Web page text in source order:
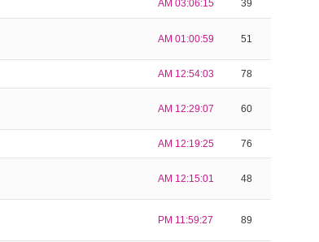
AM 03:06:15 39
AM 01:00:59 51
AM 12:54:03 78
AM 12:29:07 60
AM 12:19:25 76
AM 12:15:01 48
PM 11:59:27 89